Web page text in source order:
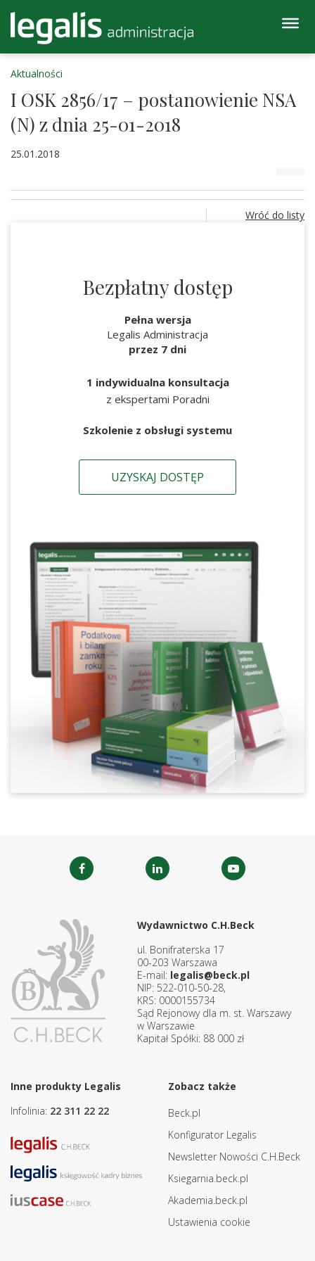
Aktualności
I OSK 2856/17 – postanowienie NSA
(N) z dnia 25-01-2018
25.01.2018
Wróć do listy
Bezpłatny dostęp
Pełna wersja
Legalis Administracja
przez 7 dni
1 indywidualna konsultacja
z ekspertami Poradni
Szkolenie z obsługi systemu
UZYSKAJ DOSTĘP
Wydawnictwo C.H.Beck
ul. Bonifraterska 17
00-203 Warszawa
E-mail: legalis@beck.pl
NIP: 522-010-50-28,
KRS: 0000155734
Sąd Rejonowy dla m. st. Warszawy
w Warszawie
Kapitał Spółki: 88 000 zł
Inne produkty Legalis
Infolinia: 22 311 22 22
Zobacz także
Beck.pl
Konfigurator Legalis
Newsletter Nowości C.H.Beck
Ksiegarnia.beck.pl
Akademia.beck.pl
Ustawienia cookie